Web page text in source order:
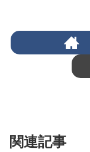
関連記事